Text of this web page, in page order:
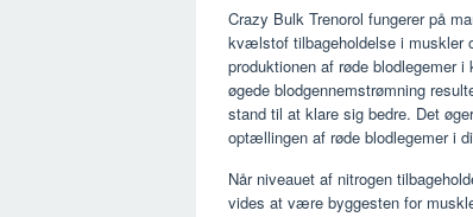
Crazy Bulk Trenorol fungerer på
kvælstof tilbageholdelse i muskler
produktionen af ​​røde blodlegemer
øgede blodgennemstrømning
stand til at klare sig bedre. Det
optællingen af ​​røde blodlegemer i
Når niveauet af nitrogen
vides at være byggesten for